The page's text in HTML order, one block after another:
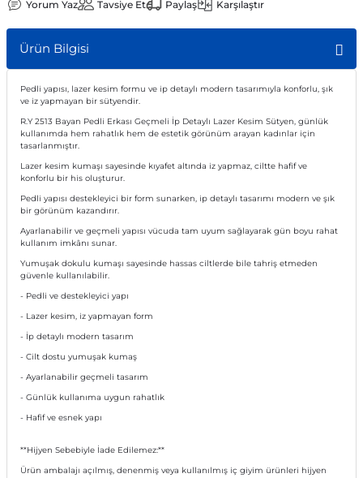
Yorum Yaz Tavsiye Et Paylaş Karşılaştır
Ürün Bilgisi
Pedli yapısı, lazer kesim formu ve ip detaylı modern tasarımıyla konforlu, şık
ve iz yapmayan bir sütyendir.
R.Y 2513 Bayan Pedli Erkası Geçmeli İp Detaylı Lazer Kesim Sütyen, günlük
kullanımda hem rahatlık hem de estetik görünüm arayan kadınlar için
tasarlanmıştır.
Lazer kesim kumaşı sayesinde kıyafet altında iz yapmaz, ciltte hafif ve
konforlu bir his oluşturur.
Pedli yapısı destekleyici bir form sunarken, ip detaylı tasarımı modern ve şık
bir görünüm kazandırır.
Ayarlanabilir ve geçmeli yapısı vücuda tam uyum sağlayarak gün boyu rahat
kullanım imkânı sunar.
Yumuşak dokulu kumaşı sayesinde hassas ciltlerde bile tahriş etmeden
güvenle kullanılabilir.
- Pedli ve destekleyici yapı
- Lazer kesim, iz yapmayan form
- İp detaylı modern tasarım
- Cilt dostu yumuşak kumaş
- Ayarlanabilir geçmeli tasarım
- Günlük kullanıma uygun rahatlık
- Hafif ve esnek yapı
**Hijyen Sebebiyle İade Edilemez:**
Ürün ambalajı açılmış, denenmiş veya kullanılmış iç giyim ürünleri hijyen